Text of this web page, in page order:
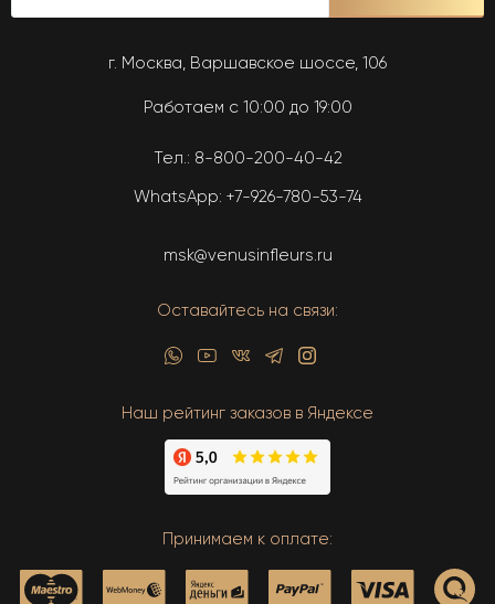
г. Москва, Варшавское шоссе, 106
Работаем с 10:00 до 19:00
Тел.: 8-800-200-40-42
WhatsApp: +7-926-780-53-74
msk@venusinfleurs.ru
Оставайтесь на связи:
Наш рейтинг заказов в Яндексе
Принимаем к оплате: